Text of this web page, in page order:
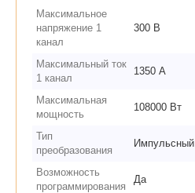
Максимальное
напряжение 1
канал
300 В
Максимальный ток
1 канал
1350 А
Максимальная
мощность
108000 Вт
Тип
преобразования
Импульсный
Возможность
программирования
Да